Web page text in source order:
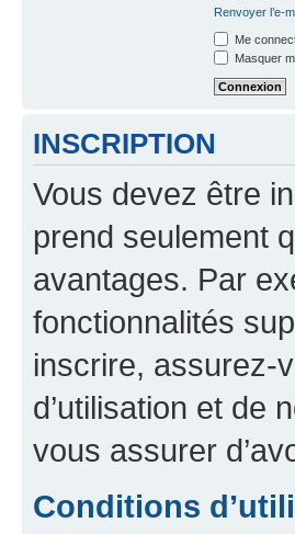
Renvoyer l’e-
Me
Masquer
INSCRIPTION
Vous devez être
prend seulement
avantages. Par
fonctionnalités
inscrire, assurez-
d’utilisation et de
vous assurer
Conditions